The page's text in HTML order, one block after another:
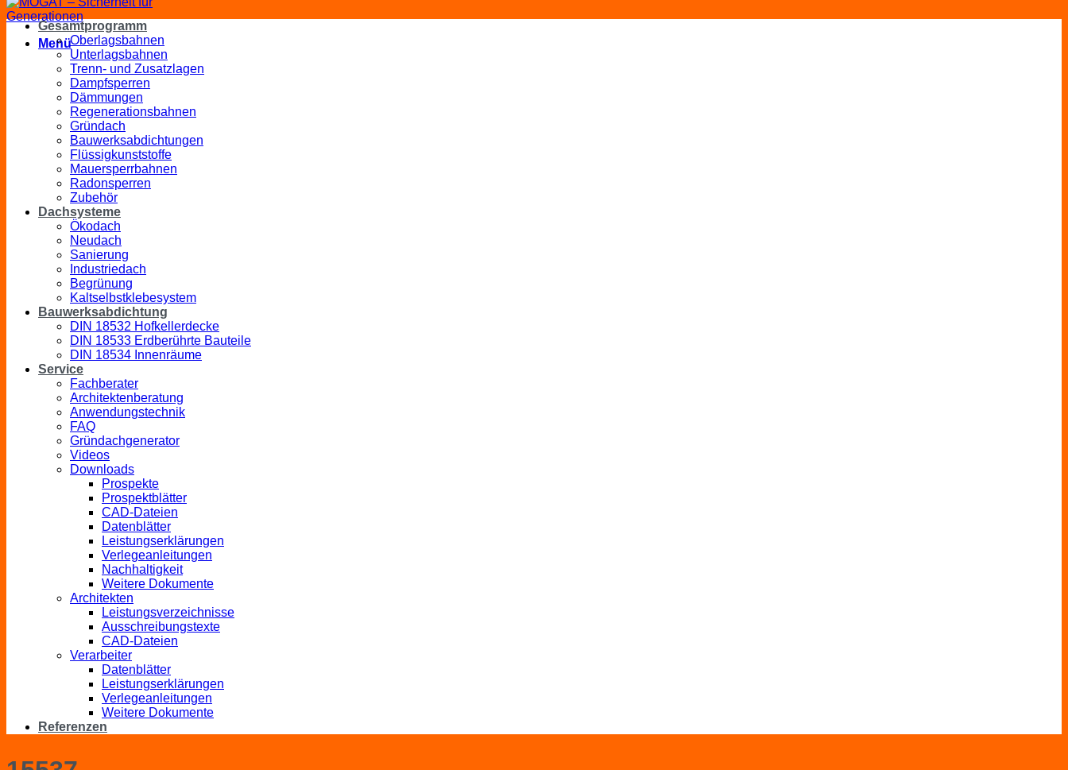
Menü
Gesamtprogramm
Oberlagsbahnen
Unterlagsbahnen
Trenn- und Zusatzlagen
Dampfsperren
Dämmungen
Regenerationsbahnen
Gründach
Bauwerksabdichtungen
Flüssigkunststoffe
Mauersperrbahnen
Radonsperren
Zubehör
Dachsysteme
Ökodach
Neudach
Sanierung
Industriedach
Begrünung
Kaltselbstklebesystem
Bauwerksabdichtung
DIN 18532 Hofkellerdecke
DIN 18533 Erdberührte Bauteile
DIN 18534 Innenräume
Service
Fachberater
Architektenberatung
Anwendungstechnik
FAQ
Gründachgenerator
Videos
Downloads
Prospekte
Prospektblätter
CAD-Dateien
Datenblätter
Leistungserklärungen
Verlegeanleitungen
Nachhaltigkeit
Weitere Dokumente
Architekten
Leistungsverzeichnisse
Ausschreibungstexte
CAD-Dateien
Verarbeiter
Datenblätter
Leistungserklärungen
Verlegeanleitungen
Weitere Dokumente
Referenzen